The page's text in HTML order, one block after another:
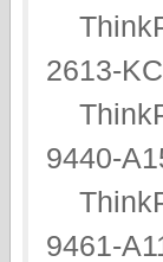
2613-
9440-
9461-